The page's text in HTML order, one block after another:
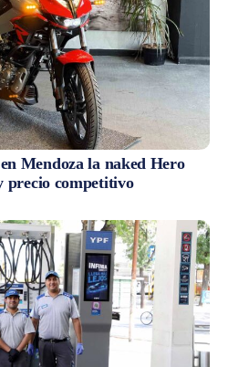
Mendoza la naked Hero
precio competitivo